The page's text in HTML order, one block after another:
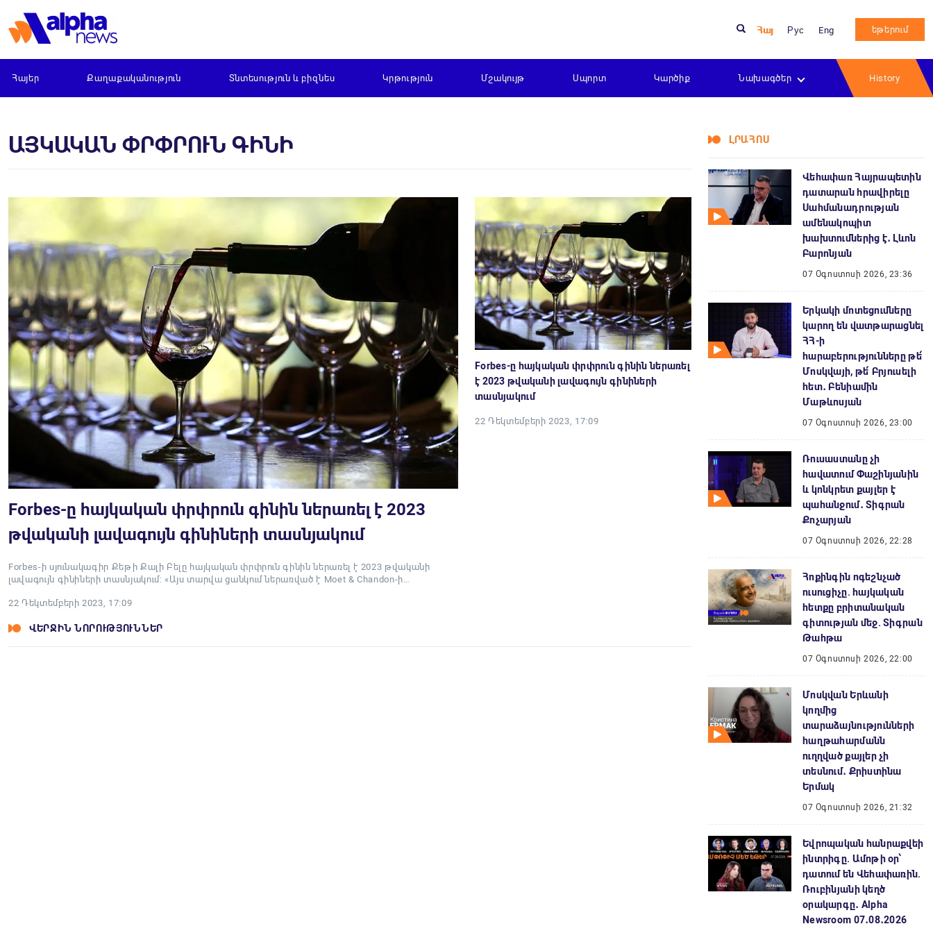
Հայ Рус Eng եթերում
Հայեր Քաղաքականություն Տնտեսություն և բիզնես Կրթություն Մշակույթ Սպորտ Կարծիք Նախագծեր History
ԱՅԿԱԿԱՆ ՓՐՓՐՈՒՆ ԳԻՆԻ
Forbes-ը հայկական փրփրուն գինին ներառել է 2023
թվականի լավագույն գինիների տասնյակում
Forbes-ի սյունակագիր Քեթի Քալի Բելը հայկական փրփրուն գինին ներառել է 2023 թվականի
լավագույն գինիների տասնյակում։ «Այս տարվա ցանկում ներառված է Moet & Chandon-ի…
22 Դեկտեմբերի 2023, 17:09
Forbes-ը հայկական փրփրուն գինին ներառել
է 2023 թվականի լավագույն գինիների
տասնյակում
22 Դեկտեմբերի 2023, 17:09
ՎԵՐՋԻՆ ՆՈՐՈՒԹՅՈՒՆՆԵՐ
ԼՐԱՀՈՍ
Վեհափառ Հայրապետին
դատարան հրավիրելը
Սահմանադրության
ամենակոպիտ
խախտումներից է․ Լևոն
Բարոնյան
07 Օգոստոսի 2026, 23:36
Երկակի մոտեցումները
կարող են վատթարացնել
ՀՀ-ի
հարաբերությունները թե՛
Մոսկվայի, թե՛ Բրյուսելի
հետ․ Բենիամին
Մաթևոսյան
07 Օգոստոսի 2026, 23:00
Ռուսաստանը չի
հավատում Փաշինյանին
և կոնկրետ քայլեր է
պահանջում․ Տիգրան
Քոչարյան
07 Օգոստոսի 2026, 22:28
Հոքինգին ոգեշնչած
ուսուցիչը. հայկական
հետքը բրիտանական
գիտության մեջ. Տիգրան
Թահթա
07 Օգոստոսի 2026, 22:00
Մոսկվան Երևանի
կողմից
տարաձայնությունների
հաղթահարմանն
ուղղված քայլեր չի
տեսնում․ Քրիստինա
Երմակ
07 Օգոստոսի 2026, 21:32
Եվրոպական հանրաքվեի
ինտրիգը. Ամոթի օր՝
դատում են Վեհափառին.
Ռուբինյանի կեղծ
օրակարգը․ Alpha
Newsroom 07․08․2026